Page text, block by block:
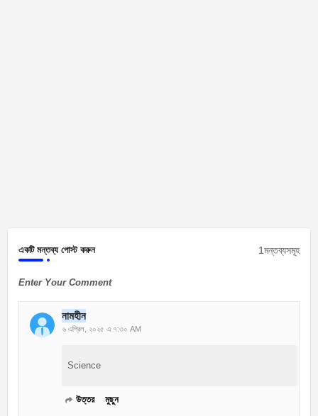
একটি মন্তব্য পোস্ট করুন 1মন্তব্যসমূহ
Enter Your Comment
নামহীন
৬ এপ্রিল, ২০২৫ এ ৭:৩০ AM
Science
উত্তর মুছুন